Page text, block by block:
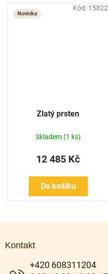
Novinka
Zlatý prsten
Skladem (1 ks)
12 485 Kč
Do košíku
Kód: 15822
Kontakt
+420 608311204